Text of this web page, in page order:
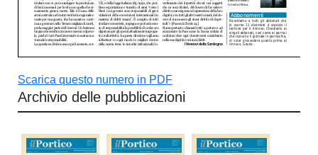
Scarica questo numero in PDF
Archivio delle pubblicazioni